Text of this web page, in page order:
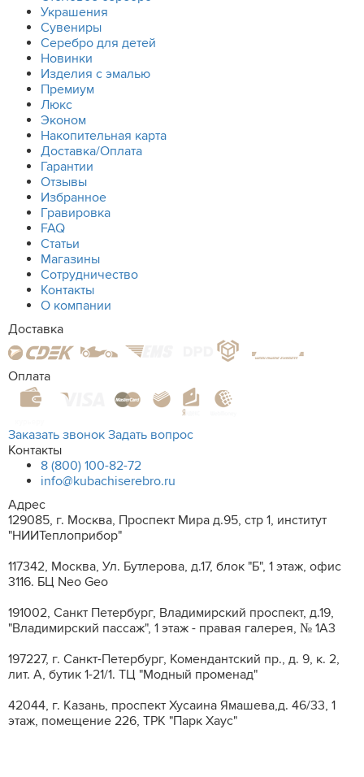
Украшения
Сувениры
Серебро для детей
Новинки
Изделия с эмалью
Премиум
Люкс
Эконом
Накопительная карта
Доставка/Оплата
Гарантии
Отзывы
Избранное
Гравировка
FAQ
Статьи
Магазины
Сотрудничество
Контакты
О компании
Доставка
Оплата
Заказать звонок Задать вопрос
Контакты
8 (800) 100-82-72
info@kubachiserebro.ru
Адрес
129085, г. Москва, Проспект Мира д.95, стр 1, институт
"НИИТеплоприбор"
117342, Москва, Ул. Бутлерова, д.17, блок "Б", 1 этаж, офис
3116. БЦ Neo Geo
191002, Санкт Петербург, Владимирский проспект, д.19,
"Владимирский пассаж", 1 этаж - правая галерея, № 1А3
197227, г. Санкт-Петербург, Комендантский пр., д. 9, к. 2,
лит. A, бутик 1-21/1. ТЦ "Модный променад"
42044, г. Казань, проспект Хусаина Ямашева,д. 46/33, 1
этаж, помещение 226, ТРК "Парк Хаус"